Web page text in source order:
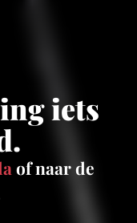
iets
of naar de